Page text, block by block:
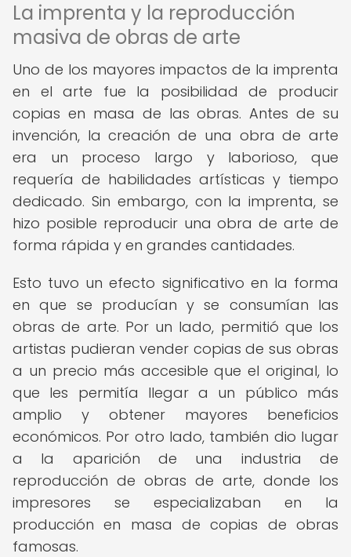
La imprenta y la reproducción
masiva de obras de arte
Uno de los mayores impactos de la imprenta
en el arte fue la posibilidad de producir
copias en masa de las obras. Antes de su
invención, la creación de una obra de arte
era un proceso largo y laborioso, que
requería de habilidades artísticas y tiempo
dedicado. Sin embargo, con la imprenta, se
hizo posible reproducir una obra de arte de
forma rápida y en grandes cantidades.
Esto tuvo un efecto significativo en la forma
en que se producían y se consumían las
obras de arte. Por un lado, permitió que los
artistas pudieran vender copias de sus obras
a un precio más accesible que el original, lo
que les permitía llegar a un público más
amplio y obtener mayores beneficios
económicos. Por otro lado, también dio lugar
a la aparición de una industria de
reproducción de obras de arte, donde los
impresores se especializaban en la
producción en masa de copias de obras
famosas.